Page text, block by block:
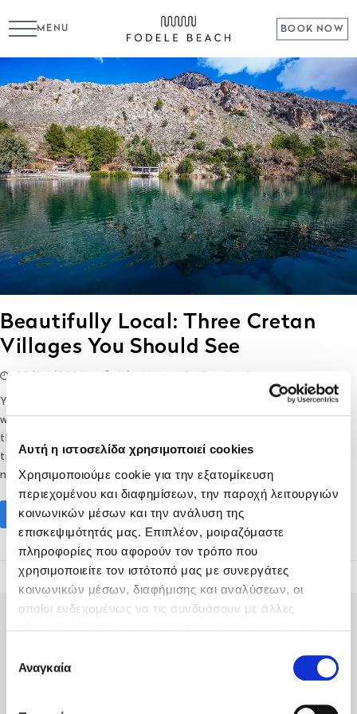
Αυτή η ιστοσελίδα χρησιμοποιεί cookies
Χρησιμοποιούμε cookie για την εξατομίκευση
περιεχομένου και διαφημίσεων, την παροχή λειτουργιών
κοινωνικών μέσων και την ανάλυση της
επισκεψιμότητάς μας. Επιπλέον, μοιραζόμαστε
πληροφορίες που αφορούν τον τρόπο που
χρησιμοποιείτε τον ιστότοπό μας με συνεργάτες
κοινωνικών μέσων, διαφήμισης και αναλύσεων, οι
οποίοι ενδεχομένως να τις συνδυάσουν με άλλες
των υπηρεσιών τους.
συγκατάθεσης
Αναγκαία
BOOK NOW
MENU
Beautifully Local: Three Cretan
Villages You Should See
Your next best Cretan experience will be beautifully local
when you explore one of the traditional villages at the
throbbing heart of the island. These settlements combine
tradition and authenticity with the locals’ deep respect for
nature and its bounty.…
Read More